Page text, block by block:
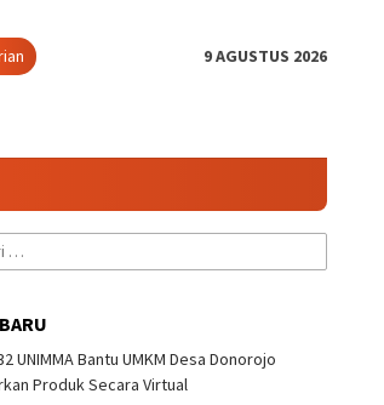
9 AGUSTUS 2026
UNIMMA Bantu UMKM Desa Donorojo
Produk Secara Virtual